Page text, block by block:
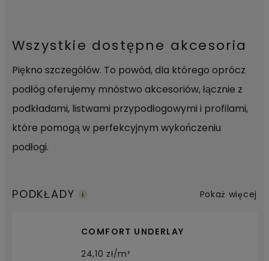
Wszystkie dostępne akcesoria
Piękno szczegółów. To powód, dla którego oprócz
podłóg oferujemy mnóstwo akcesoriów, łącznie z
podkładami, listwami przypodłogowymi i profilami,
które pomogą w perfekcyjnym wykończeniu
podłogi.
PODKŁADY
COMFORT UNDERLAY
24,10 zł/m²
Pokaż więcej